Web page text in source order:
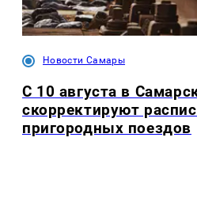
Новости Самары
С 10 августа в
скорректируют
пригородных поездов